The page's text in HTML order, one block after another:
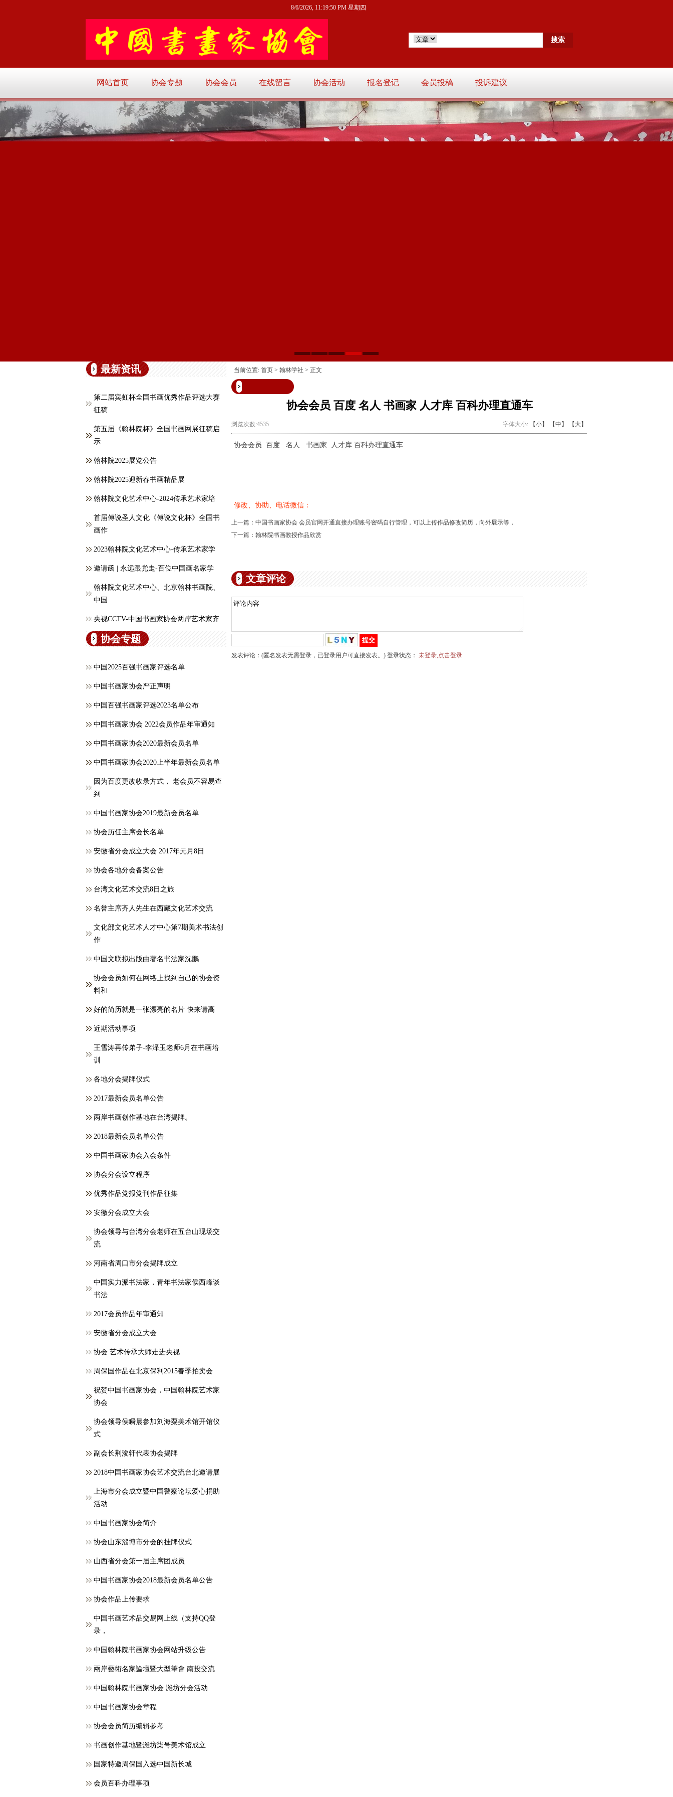
网站首页 协会专题 协会会员 在线留言 协会活动 报名登记 会员投稿 投诉建议
8/6/2026, 11:19:50 PM 星期四
最新资讯
第二届宾虹杯全国书画优秀作品评选大赛
征稿
第五届《翰林院杯》全国书画网展征稿启
示
翰林院2025展览公告
翰林院2025迎新春书画精品展
翰林院文化艺术中心-2024传承艺术家培
首届傅说圣人文化《傅说文化杯》全国书
画作
2023翰林院文化艺术中心-传承艺术家学
邀请函 | 永远跟党走-百位中国画名家学
翰林院文化艺术中心、北京翰林书画院、
中国
央视CCTV-中国书画家协会两岸艺术家齐
协会专题
中国2025百强书画家评选名单
中国书画家协会严正声明
中国百强书画家评选2023名单公布
中国书画家协会 2022会员作品年审通知
中国书画家协会2020最新会员名单
中国书画家协会2020上半年最新会员名单
因为百度更改收录方式， 老会员不容易查
到
中国书画家协会2019最新会员名单
协会历任主席会长名单
安徽省分会成立大会 2017年元月8日
协会各地分会备案公告
台湾文化艺术交流8日之旅
名誉主席齐人先生在西藏文化艺术交流
文化部文化艺术人才中心第7期美术书法创
作
中国文联拟出版由著名书法家沈鹏
协会会员如何在网络上找到自己的协会资
料和
好的简历就是一张漂亮的名片 快来请高
近期活动事项
王雪涛再传弟子-李泽玉老师6月在书画培
训
各地分会揭牌仪式
2017最新会员名单公告
两岸书画创作基地在台湾揭牌。
2018最新会员名单公告
中国书画家协会入会条件
协会分会设立程序
优秀作品党报党刊作品征集
安徽分会成立大会
协会领导与台湾分会老师在五台山现场交
流
河南省周口市分会揭牌成立
中国实力派书法家，青年书法家侯西峰谈
书法
2017会员作品年审通知
安徽省分会成立大会
协会 艺术传承大师走进央视
周保国作品在北京保利2015春季拍卖会
祝贺中国书画家协会，中国翰林院艺术家
协会
协会领导侯瞬晨参加刘海粟美术馆开馆仪
式
副会长荆浚轩代表协会揭牌
2018中国书画家协会艺术交流台北邀请展
上海市分会成立暨中国警察论坛爱心捐助
活动
中国书画家协会简介
协会山东淄博市分会的挂牌仪式
山西省分会第一届主席团成员
中国书画家协会2018最新会员名单公告
协会作品上传要求
中国书画艺术品交易网上线（支持QQ登
录，
中国翰林院书画家协会网站升级公告
兩岸藝術名家論壇暨大型筆會 南投交流
中国翰林院书画家协会 潍坊分会活动
中国书画家协会章程
协会会员简历编辑参考
书画创作基地暨潍坊柒号美术馆成立
国家特邀周保国入选中国新长城
会员百科办理事项
当前位置: 首页 > 翰林学社 > 正文
协会会员 百度 名人 书画家 人才库 百科办理直通车
浏览次数:4535 字体大小: 【小】 【中】 【大】
协会会员 百度 名人 书画家 人才库 百科办理直通车
修改、协助、电话微信：
上一篇： 中国书画家协会 会员官网开通直接办理账号密码自行管理，可以上传作品修改简历，向外展示等，
下一篇： 翰林院书画教授作品欣赏
文章评论
发表评论：(匿名发表无需登录，已登录用户可直接发表。) 登录状态： 未登录,点击登录